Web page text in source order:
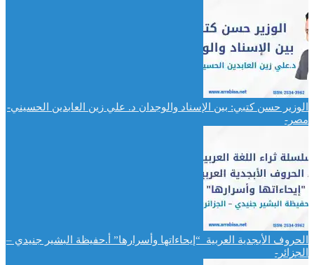
الوزير حسن كتبي: بين الإسناد والوجدان د. علي زين العابدين الحسيني-
مصر-
الحروف الأبجدية العربية “إيحاءاتها وأسرارها” أ.حفيظة البشير جنيدي –
الجزائر-